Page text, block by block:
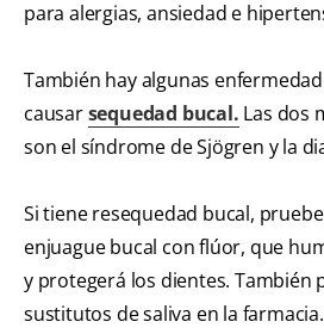
para alergias, ansiedad e
También hay algunas
causarsequedad bucal. Las dos
son el síndrome de Sjögren y la
Si tiene resequedad bucal,
enjuague bucal con flúor, que
y protegerá los dientes. También
sustitutos de saliva en la